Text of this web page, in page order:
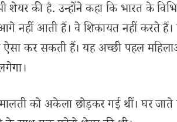
की है. उन्होंने कहा कि भारत के
नहीं आती हैं। वे शिकायत नहीं करते
कर सकती हैं। यह अच्छी पहल
मालती को अकेला छोड़कर गई थीं। घर